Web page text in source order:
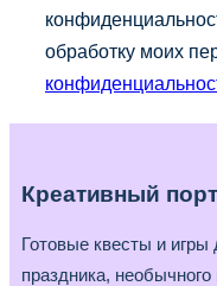
обработку моих
Креативный
Готовые квесты и
праздника,